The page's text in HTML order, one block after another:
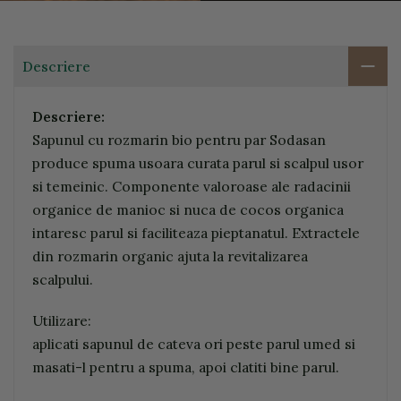
Descriere
Descriere:
Sapunul cu rozmarin bio pentru par Sodasan
produce spuma usoara curata parul si scalpul usor
si temeinic. Componente valoroase ale radacinii
organice de manioc si nuca de cocos organica
intaresc parul si faciliteaza pieptanatul. Extractele
din rozmarin organic ajuta la revitalizarea
scalpului.
Utilizare:
aplicati sapunul de cateva ori peste parul umed si
masati-l pentru a spuma, apoi clatiti bine parul.